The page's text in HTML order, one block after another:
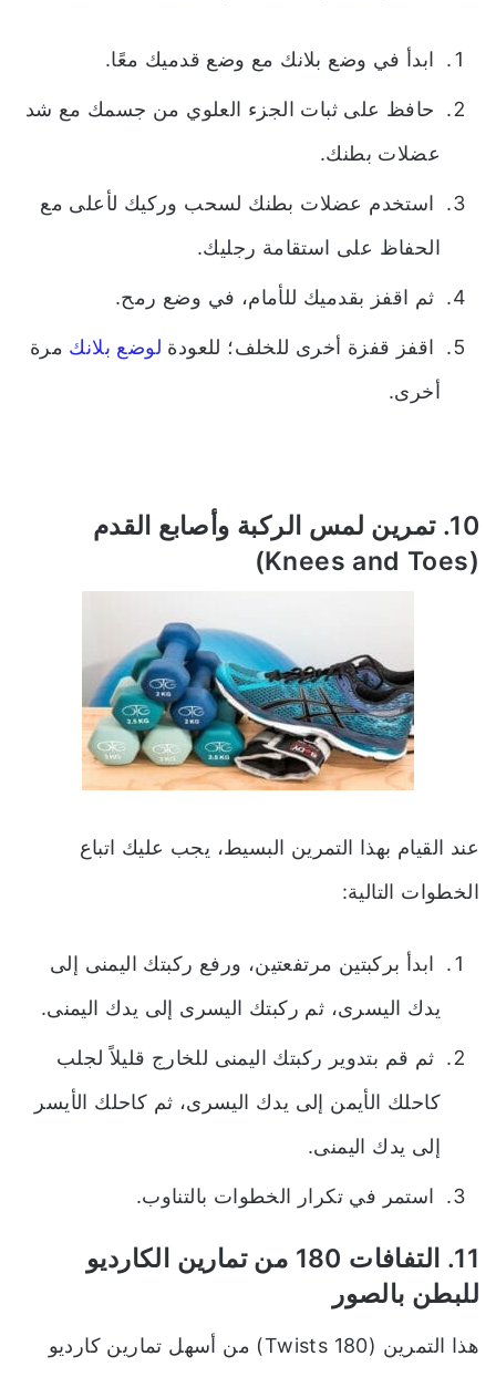
ابدأ في وضع بلانك مع وضع قدميك معًا.
حافظ على ثبات الجزء العلوي من جسمك مع شد
عضلات بطنك.
استخدم عضلات بطنك لسحب وركيك لأعلى مع
الحفاظ على استقامة رجليك.
ثم اقفز بقدميك للأمام، في وضع رمح.
اقفز قفزة أخرى للخلف؛ للعودة لوضع بلانك مرة
أخرى.
10. تمرين لمس الركبة وأصابع القدم
(Knees and Toes)
عند القيام بهذا التمرين البسيط، يجب عليك اتباع
الخطوات التالية:
ابدأ بركبتين مرتفعتين، ورفع ركبتك اليمنى إلى
يدك اليسرى، ثم ركبتك اليسرى إلى يدك اليمنى.
ثم قم بتدوير ركبتك اليمنى للخارج قليلاً لجلب
كاحلك الأيمن إلى يدك اليسرى، ثم كاحلك الأيسر
إلى يدك اليمنى.
استمر في تكرار الخطوات بالتناوب.
11. التفافات 180 من تمارين الكارديو
للبطن بالصور
هذا التمرين (180 Twists) من أسهل تمارين كارديو